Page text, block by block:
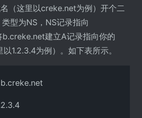
（这里以creke.net为例）开个二
型为NS，NS记录指向
建立A记录指向你的
1.2.3.4为例）。如下表所示。